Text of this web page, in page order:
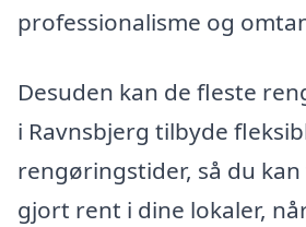
professionalisme og
Desuden kan de fleste
i Ravnsbjerg tilbyde
rengøringstider, så du
gjort rent i dine lokaler,